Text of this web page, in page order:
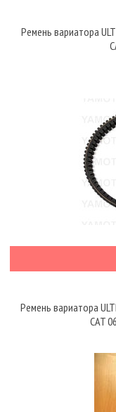
Ремень вариатора
Ремень вариатора
CAT